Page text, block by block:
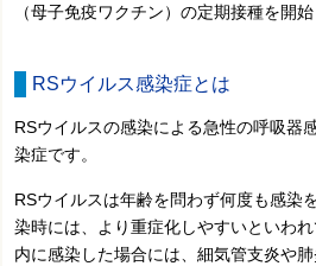
（母子免疫ワクチン）の定期接種を開始
RSウイルス感染症とは
RSウイルスの感染による急性の呼吸器
染症です。
RSウイルスは年齢を問わず何度も感染
染時には、より重症化しやすいといわ
内に感染した場合には、細気管支炎や